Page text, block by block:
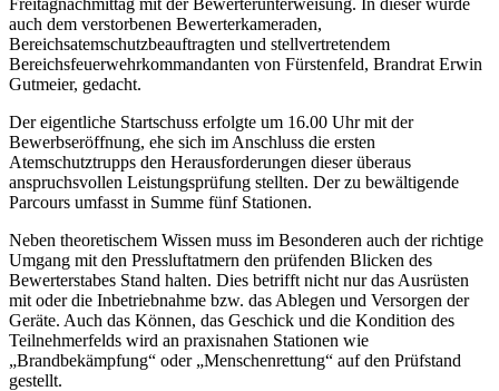
auch dem verstorbenen Bewerterkameraden,
Bereichsatemschutzbeauftragten und stellvertretendem
Bereichsfeuerwehrkommandanten von Fürstenfeld, Brandrat Erwin
Gutmeier, gedacht.
Der eigentliche Startschuss erfolgte um 16.00 Uhr mit der
Bewerbseröffnung, ehe sich im Anschluss die ersten
Atemschutztrupps den Herausforderungen dieser überaus
anspruchsvollen Leistungsprüfung stellten. Der zu bewältigende
Parcours umfasst in Summe fünf Stationen.
Neben theoretischem Wissen muss im Besonderen auch der richtige
Umgang mit den Pressluftatmern den prüfenden Blicken des
Bewerterstabes Stand halten. Dies betrifft nicht nur das Ausrüsten
mit oder die Inbetriebnahme bzw. das Ablegen und Versorgen der
Geräte. Auch das Können, das Geschick und die Kondition des
Teilnehmerfelds wird an praxisnahen Stationen wie
„Brandbekämpfung“ oder „Menschenrettung“ auf den Prüfstand
gestellt.